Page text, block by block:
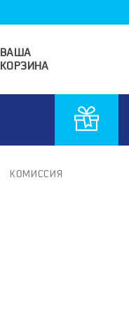
ВАША
КОРЗИНА
КОМИССИЯ